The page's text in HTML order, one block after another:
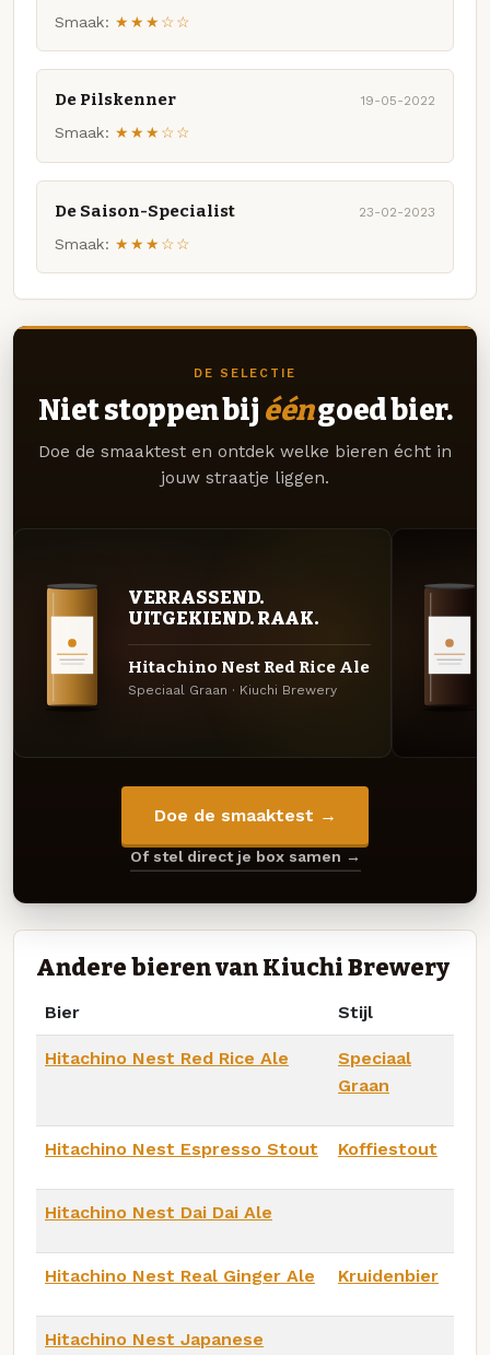
Smaak: ★★★☆☆
De Pilskenner 19-05-2022
Smaak: ★★★☆☆
De Saison-Specialist 23-02-2023
Smaak: ★★★☆☆
DE SELECTIE
Niet stoppen bij ééngoed bier.
Doe de smaaktest en ontdek welke bieren écht in
jouw straatje liggen.
VERRASSEND.
UITGEKIEND. RAAK.
Hitachino Nest Red Rice Ale
Speciaal Graan · Kiuchi Brewery
Doe de smaaktest →
Of stel direct je box samen →
Andere bieren van Kiuchi Brewery
Bier Stijl
Hitachino Nest Red Rice Ale
Speciaal
Graan
Hitachino Nest Espresso Stout Koffiestout
Hitachino Nest Dai Dai Ale
Hitachino Nest Real Ginger Ale Kruidenbier
Hitachino Nest Japanese